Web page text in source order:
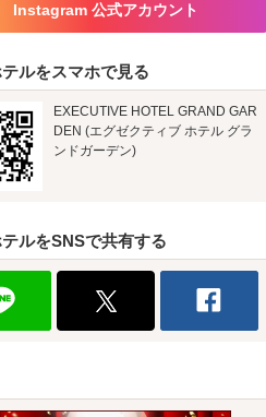
Instagram 公式アカウント
ルをスマホで見る
EXECUTIVE HOTEL GRAND GAR
DEN (エグゼクティブ ホテル グラ
ンドガーデン)
ルをSNSで共有する